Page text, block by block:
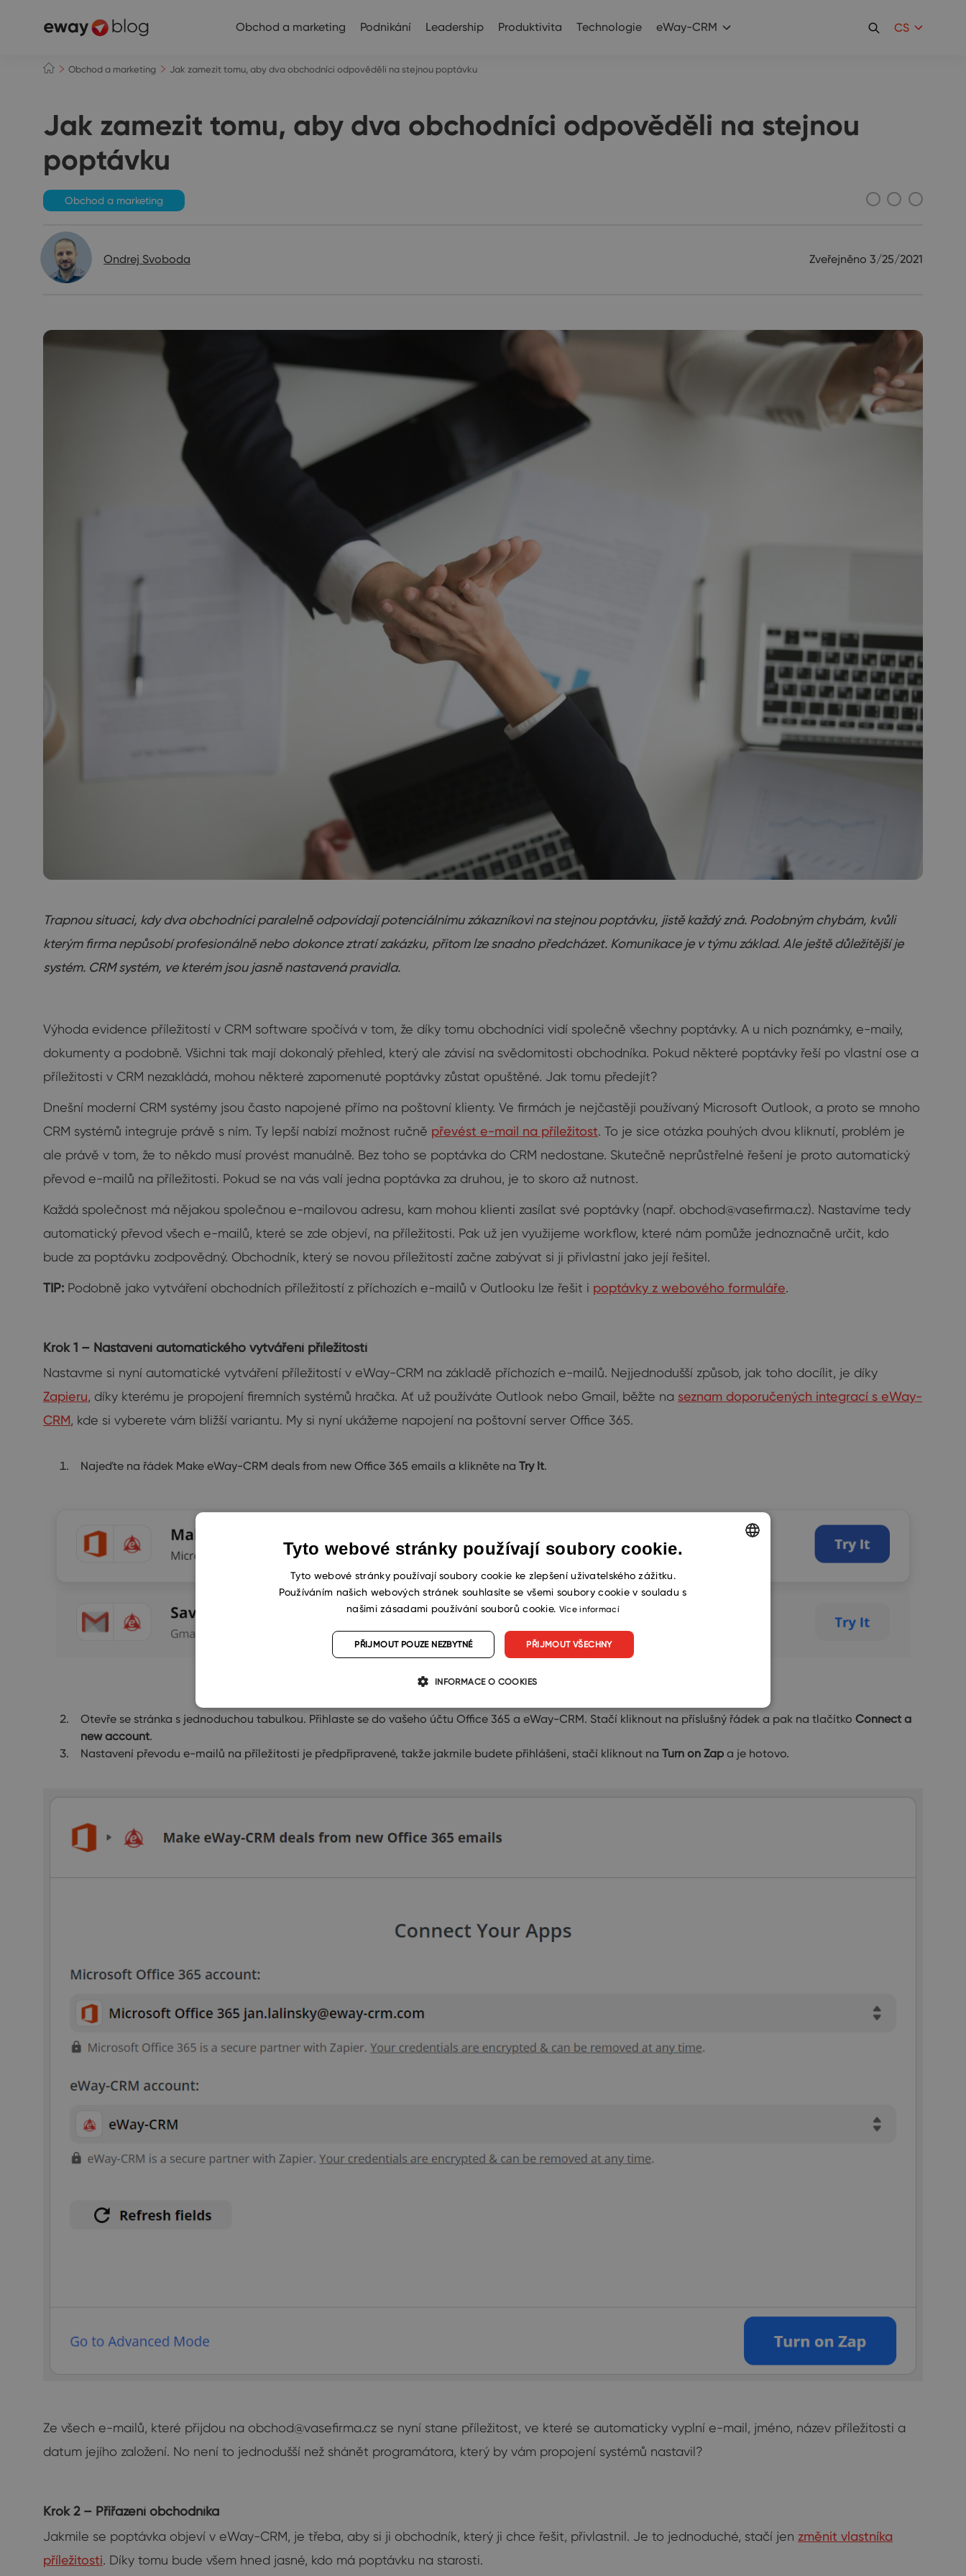
Obchod a marketing Podnikání Leadership Produktivita Technologie eWay-CRM CS
Obchod a marketing Jak zamezit tomu, aby dva obchodníci odpověděli na stejnou poptávku
Jak zamezit tomu, aby dva obchodníci odpověděli na stejnou
poptávku
Obchod a marketing
Ondrej Svoboda Zveřejněno 3/25/2021
Trapnou situaci, kdy dva obchodníci paralelně odpovídají potenciálnímu zákazníkovi na stejnou poptávku, jistě každý zná. Podobným chybám, kvůli
kterým firma nepůsobí profesionálně nebo dokonce ztratí zakázku, přitom lze snadno předcházet. Komunikace je v týmu základ. Ale ještě důležitější je
systém. CRM systém, ve kterém jsou jasně nastavená pravidla.
Výhoda evidence příležitostí v CRM software spočívá v tom, že díky tomu obchodníci vidí společně všechny poptávky. A u nich poznámky, e-maily,
dokumenty a podobně. Všichni tak mají dokonalý přehled, který ale závisí na svědomitosti obchodníka. Pokud některé poptávky řeší po vlastní ose a
příležitosti v CRM nezakládá, mohou některé zapomenuté poptávky zůstat opuštěné. Jak tomu předejít?
Dnešní moderní CRM systémy jsou často napojené přímo na poštovní klienty. Ve firmách je nejčastěji používaný Microsoft Outlook, a proto se mnoho
CRM systémů integruje právě s ním. Ty lepší nabízí možnost ručně převést e-mail na příležitost. To je sice otázka pouhých dvou kliknutí, problém je
ale právě v tom, že to někdo musí provést manuálně. Bez toho se poptávka do CRM nedostane. Skutečně neprůstřelné řešení je proto automatický
převod e-mailů na příležitosti. Pokud se na vás valí jedna poptávka za druhou, je to skoro až nutnost.
Každá společnost má nějakou společnou e-mailovou adresu, kam mohou klienti zasílat své poptávky (např. obchod@vasefirma.cz). Nastavíme tedy
automatický převod všech e-mailů, které se zde objeví, na příležitosti. Pak už jen využijeme workflow, které nám pomůže jednoznačně určit, kdo
bude za poptávku zodpovědný. Obchodník, který se novou příležitostí začne zabývat si ji přivlastní jako její řešitel.
TIP: Podobně jako vytváření obchodních příležitostí z příchozích e-mailů v Outlooku lze řešit i poptávky z webového formuláře.
Krok 1 – Nastavení automatického vytváření příležitostí
Nastavme si nyní automatické vytváření příležitostí v eWay-CRM na základě příchozích e-mailů. Nejjednodušší způsob, jak toho docílit, je díky
Zapieru, díky kterému je propojení firemních systémů hračka. Ať už používáte Outlook nebo Gmail, běžte na seznam doporučených integrací s eWay-
CRM, kde si vyberete vám bližší variantu. My si nyní ukážeme napojení na poštovní server Office 365.
Najeďte na řádek Make eWay-CRM deals from new Office 365 emails a klikněte na Try It.
Otevře se stránka s jednoduchou tabulkou. Přihlaste se do vašeho účtu Office 365 a eWay-CRM. Stačí kliknout na příslušný řádek a pak na tlačítko Connect a
new account.
Nastavení převodu e-mailů na příležitosti je předpřipravené, takže jakmile budete přihlášeni, stačí kliknout na Turn on Zap a je hotovo.
Ze všech e-mailů, které přijdou na obchod@vasefirma.cz se nyní stane příležitost, ve které se automaticky vyplní e-mail, jméno, název příležitosti a
datum jejího založení. No není to jednodušší než shánět programátora, který by vám propojení systémů nastavil?
Krok 2 – Přiřazení obchodníka
Jakmile se poptávka objeví v eWay-CRM, je třeba, aby si ji obchodník, který ji chce řešit, přivlastnil. Je to jednoduché, stačí jen změnit vlastníka
příležitosti. Díky tomu bude všem hned jasné, kdo má poptávku na starosti.
Tyto webové stránky používají soubory cookie.
Tyto webové stránky používají soubory cookie ke zlepšení uživatelského zážitku.
Používáním našich webových stránek souhlasíte se všemi soubory cookie v souladu s
našimi zásadami používání souborů cookie. Více informací
PŘIJMOUT VŠECHNY
PŘIJMOUT POUZE NEZBYTNÉ
INFORMACE O COOKIES